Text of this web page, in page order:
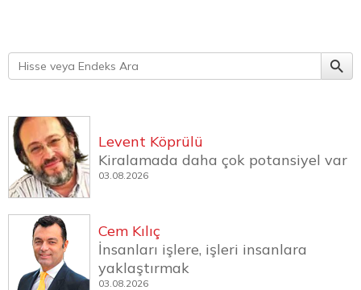
Levent Köprülü
Kiralamada daha çok potansiyel var
03.08.2026
Cem Kılıç
İnsanları işlere, işleri insanlara
yaklaştırmak
03.08.2026